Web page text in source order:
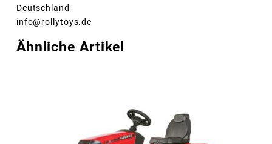
Deutschland
info@rollytoys.de
Ähnliche Artikel